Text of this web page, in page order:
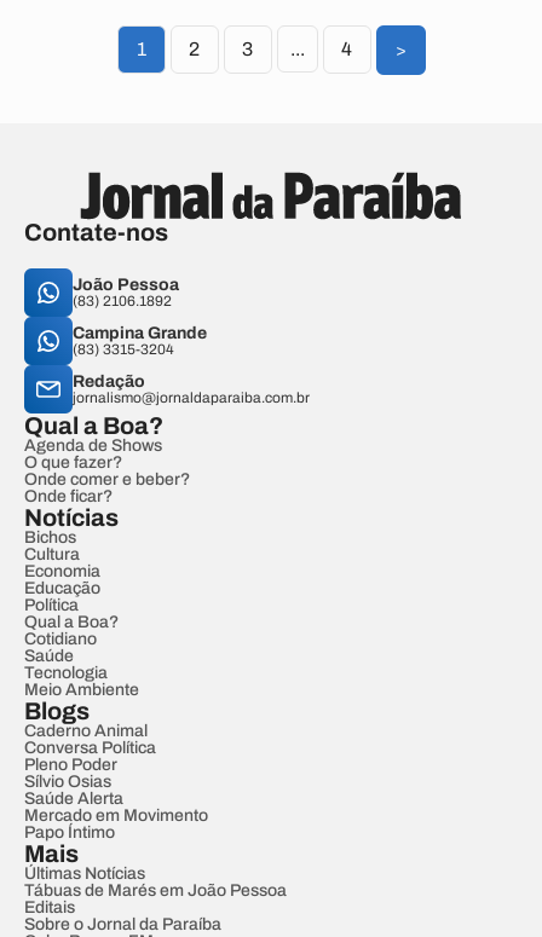
1 2 3 ... 4 >
Contate-nos
João Pessoa
(83) 2106.1892
Campina Grande
(83) 3315-3204
Redação
jornalismo@jornaldaparaiba.com.br
Qual a Boa?
Agenda de Shows
O que fazer?
Onde comer e beber?
Onde ficar?
Notícias
Bichos
Cultura
Economia
Educação
Política
Qual a Boa?
Cotidiano
Saúde
Tecnologia
Meio Ambiente
Blogs
Caderno Animal
Conversa Política
Pleno Poder
Sílvio Osias
Saúde Alerta
Mercado em Movimento
Papo Íntimo
Mais
Últimas Notícias
Tábuas de Marés em João Pessoa
Editais
Sobre o Jornal da Paraíba